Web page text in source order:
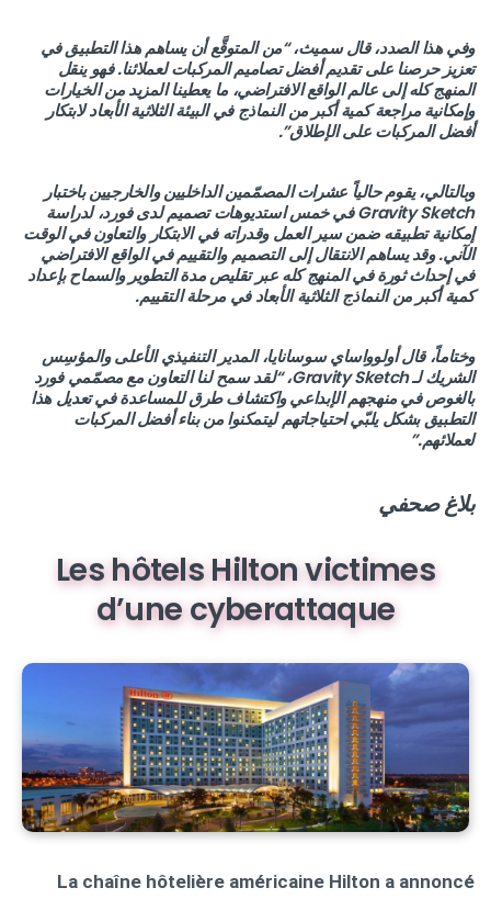
وفي هذا الصدد، قال سميث، “من المتوقَّع أن يساهم هذا التطبيق في
تعزيز حرصنا على تقديم أفضل تصاميم المركبات لعملائنا. فهو ينقل
المنهج كله إلى عالم الواقع الافتراضي، ما يعطينا المزيد من الخيارات
وإمكانية مراجعة كمية أكبر من النماذج في البيئة الثلاثية الأبعاد لابتكار
أفضل المركبات على الإطلاق”.
وبالتالي، يقوم حالياً عشرات المصمّمين الداخليين والخارجيين باختبار
Gravity Sketch في خمس استديوهات تصميم لدى فورد، لدراسة
إمكانية تطبيقه ضمن سير العمل وقدراته في الابتكار والتعاون في الوقت
الآني. وقد يساهم الانتقال إلى التصميم والتقييم في الواقع الافتراضي
في إحداث ثورة في المنهج كله عبر تقليص مدة التطوير والسماح بإعداد
كمية أكبر من النماذج الثلاثية الأبعاد في مرحلة التقييم.
وختاماً، قال أولوواساي سوسانايا، المدير التنفيذي الأعلى والمؤسِس
الشريك لـ Gravity Sketch، “لقد سمح لنا التعاون مع مصمّمي فورد
بالغوص في منهجهم الإبداعي واكتشاف طرق للمساعدة في تعديل هذا
التطبيق بشكل يلبّي احتياجاتهم ليتمكنوا من بناء أفضل المركبات
لعملائهم.”
بلاغ صحفي
Les hôtels Hilton victimes
d’une cyberattaque
La chaîne hôtelière américaine Hilton a annoncé